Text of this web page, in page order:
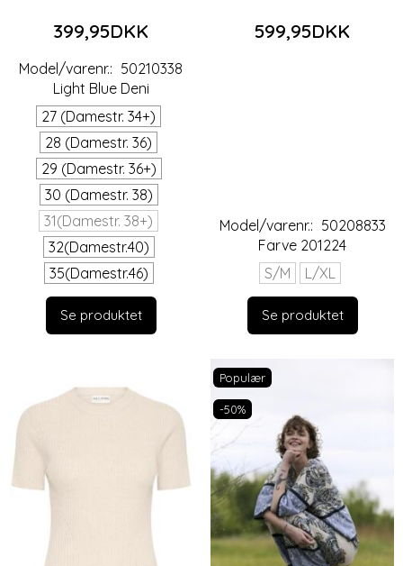
399,95DKK
Model/varenr.: 50210338
Light Blue Deni
27 (Damestr. 34+)
28 (Damestr. 36)
29 (Damestr. 36+)
30 (Damestr. 38)
31(Damestr. 38+)
32(Damestr.40)
35(Damestr.46)
Se produktet
599,95DKK
Model/varenr.: 50208833
Farve 201224
S/M
L/XL
Se produktet
Populær
-50%